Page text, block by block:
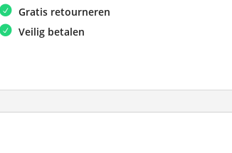
Gratis retourneren
Veilig betalen